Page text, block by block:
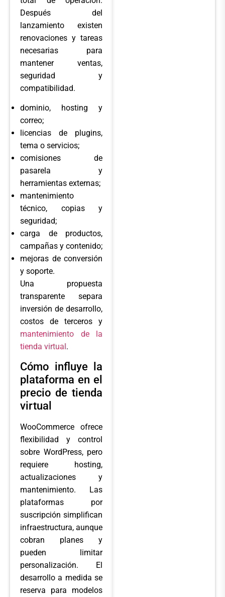
Después del
lanzamiento existen
renovaciones y tareas
necesarias para
mantener ventas,
seguridad y
compatibilidad.
dominio, hosting y
correo;
licencias de plugins,
tema o servicios;
comisiones de
pasarela y
herramientas externas;
mantenimiento
técnico, copias y
seguridad;
carga de productos,
campañas y contenido;
mejoras de conversión
y soporte.
Una propuesta
transparente separa
inversión de desarrollo,
costos de terceros y
mantenimiento de la
tienda virtual.
Cómo influye la
plataforma en el
precio de tienda
virtual
WooCommerce ofrece
flexibilidad y control
sobre WordPress, pero
requiere hosting,
actualizaciones y
mantenimiento. Las
plataformas por
suscripción simplifican
infraestructura, aunque
cobran planes y
pueden limitar
personalización. El
desarrollo a medida se
reserva para modelos